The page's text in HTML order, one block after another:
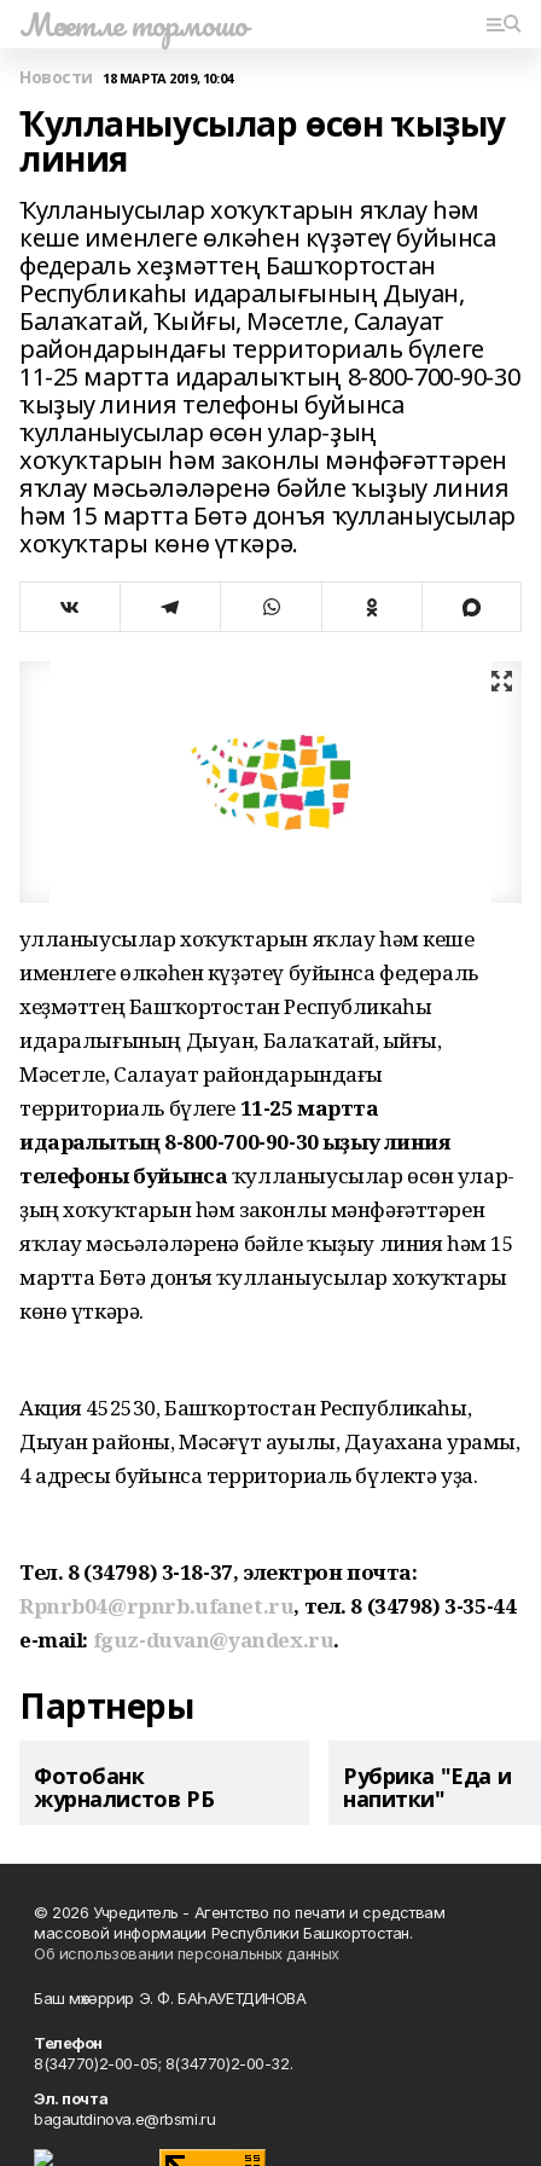
Мәсетле тормошо
Новости 18 МАРТА 2019, 10:04
Ҡулланыусылар өсөн ҡыҙыу
линия
Ҡулланыусылар хоҡуҡтарын яҡлау һәм
кеше именлеге өлкәһен күҙәтеү буйынса
федераль хеҙмәттең Башҡортостан
Республикаһы идаралығының Дыуан,
Балаҡатай, Ҡыйғы, Мәсетле, Салауат
райондарындағы территориаль бүлеге
11-25 мартта идаралыҡтың 8-800-700-90-30
ҡыҙыу линия телефоны буйынса
ҡулланыусылар өсөн улар-ҙың
хоҡуҡтарын һәм законлы мәнфәғәттәрен
яҡлау мәсьәләләренә бәйле ҡыҙыу линия
һәм 15 мартта Бөтә донъя ҡулланыусылар
хоҡуҡтары көнө үткәрә.
Ҡулланыусылар хоҡуҡтарын яҡлау һәм кеше
именлеге өлкәһен күҙәтеү буйынса федераль
хеҙмәттең Башҡортостан Республикаһы
идаралығының Дыуан, Балаҡатай, Ҡыйғы,
Мәсетле, Салауат райондарындағы
территориаль бүлеге 11-25 мартта
идаралыҡтың 8-800-700-90-30 ҡыҙыу линия
телефоны буйынсаҡулланыусылар өсөн улар-
ҙың хоҡуҡтарын һәм законлы мәнфәғәттәрен
яҡлау мәсьәләләренә бәйле ҡыҙыу линия һәм 15
мартта Бөтә донъя ҡулланыусылар хоҡуҡтары
көнө үткәрә.
Акция 452530, Башҡортостан Республикаһы,
Дыуан районы, Мәсәғүт ауылы, Дауахана урамы,
4 адресы буйынса территориаль бүлектә уҙа.
Тел. 8 (34798) 3-18-37, электрон почта:
Rpnrb04@rpnrb.ufanet.ru, тел. 8 (34798) 3-35-44
e-mail: fguz-duvan@yandex.ru.
Партнеры
Фотобанк
журналистов РБ
Рубрика "Еда и
напитки"
© 2026 Учредитель - Агентство по печати и средствам
массовой информации Республики Башкортостан.
Об использовании персональных данных
Баш мөхәррир Э. Ф. БАҺАУЕТДИНОВА
Телефон
8(34770)2-00-05; 8(34770)2-00-32.
Эл. почта
bagautdinova.e@rbsmi.ru